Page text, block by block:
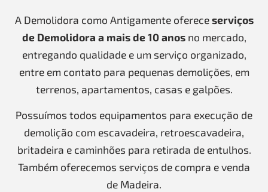
A Demolidora como Antigamente ofereceserviços
de Demolidora a mais de 10 anosno mercado,
entregando qualidade e um serviço organizado,
entre em contato para pequenas demolições, em
terrenos, apartamentos, casas e galpões.
Possuímos todos equipamentos para execução de
demolição com escavadeira, retroescavadeira,
britadeira e caminhões para retirada de entulhos.
Também oferecemos serviços de compra e venda
de Madeira.